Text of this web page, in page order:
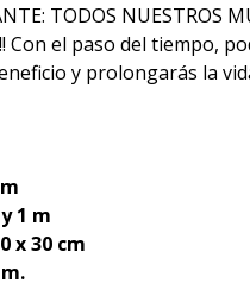
TODOS NUESTROS
Con el paso del tiempo,
y prolongarás la
1 m
x 30 cm